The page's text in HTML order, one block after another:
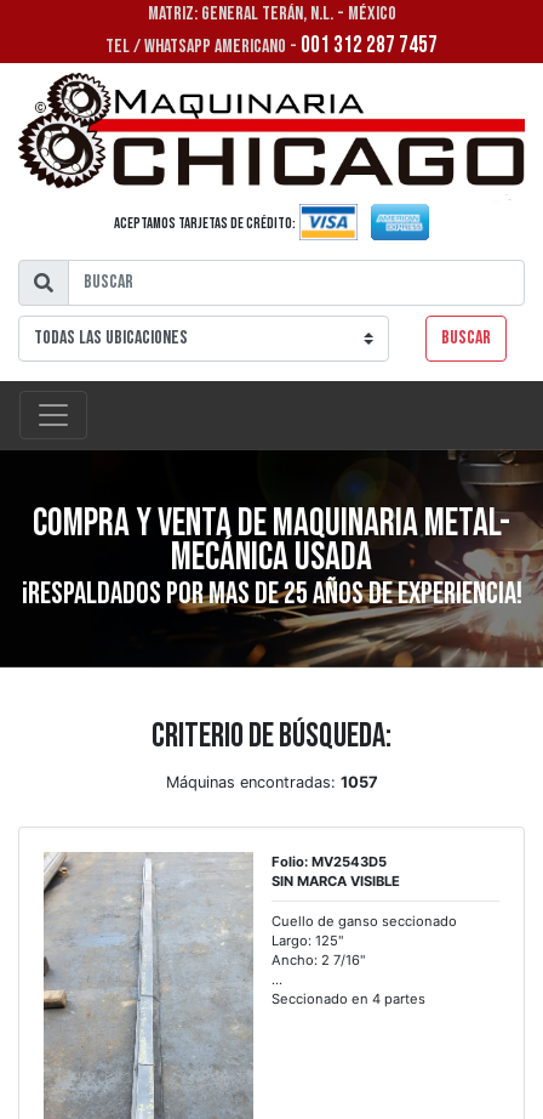
MATRIZ: GENERAL TERÁN, N.L. - MÉXICO
TEL / WHATSAPP AMERICANO - 001 312 287 7457
Aceptamos tarjetas de crédito:
Buscar
Compra y venta de maquinaria metal-
mecánica usada
¡Respaldados por mas de 25 años de experiencia!
Criterio de búsqueda:
Máquinas encontradas: 1057
Folio: MV2543D5
SIN MARCA VISIBLE
Cuello de ganso seccionado
Largo: 125"
Ancho: 2 7/16"
...
Seccionado en 4 partes